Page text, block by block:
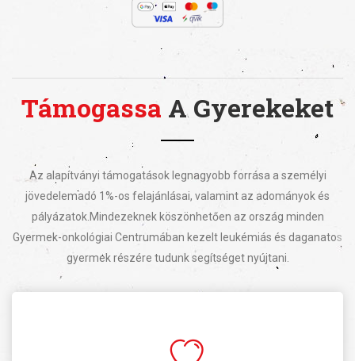
Támogassa A Gyerekeket
Az alapítványi támogatások legnagyobb forrása a személyi
jövedelemadó 1%-os felajánlásai, valamint az adományok és
pályázatok. Mindezeknek köszönhetően az ország minden
Gyermek-onkológiai Centrumában kezelt leukémiás és daganatos
gyermek részére tudunk segítséget nyújtani.